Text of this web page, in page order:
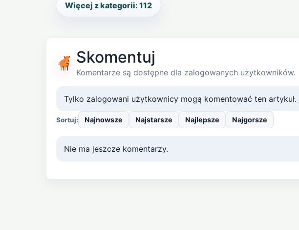
Więcej z kategorii: 112
Skomentuj
Komentarze są dostępne dla zalogowanych użytkowników.
Tylko zalogowani użytkownicy mogą komentować ten artykuł.
Sortuj: Najnowsze Najstarsze Najlepsze Najgorsze
Nie ma jeszcze komentarzy.